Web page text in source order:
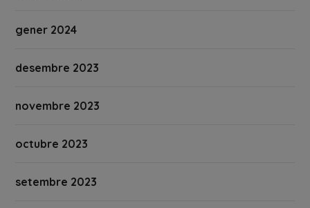
gener 2024
desembre 2023
novembre 2023
octubre 2023
setembre 2023